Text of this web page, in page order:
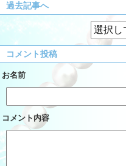
過去記事へ
コメント投稿
お名前
コメント内容